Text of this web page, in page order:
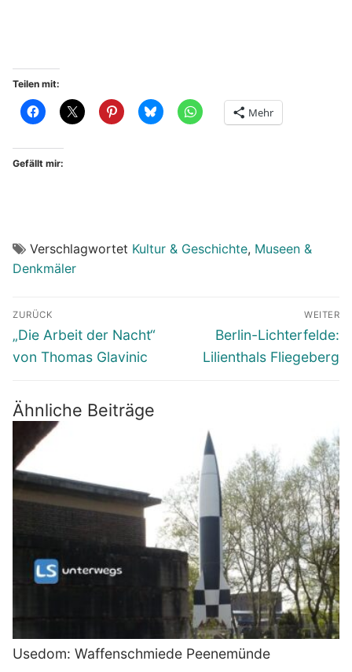
Teilen mit:
Mehr
Gefällt mir:
Verschlagwortet Kultur & Geschichte, Museen &
Denkmäler
Beitragsnavigation
ZURÜCK
Vorheriger
Beitrag:
„Die Arbeit der Nacht“
von Thomas Glavinic
WEITER
Nächster
Beitrag:
Berlin-Lichterfelde:
Lilienthals Fliegeberg
Ähnliche Beiträge
Usedom: Waffenschmiede Peenemünde